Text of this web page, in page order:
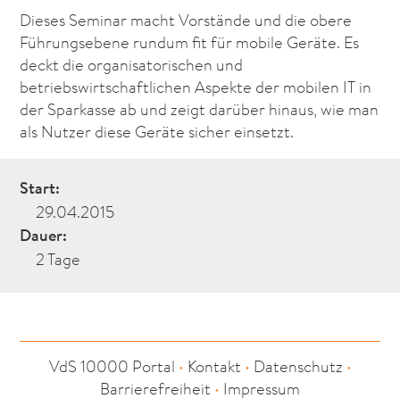
Dieses Seminar macht Vorstände und die obere
Führungsebene rundum fit für mobile Geräte. Es
deckt die organisatorischen und
betriebswirtschaftlichen Aspekte der mobilen IT in
der Sparkasse ab und zeigt darüber hinaus, wie man
als Nutzer diese Geräte sicher einsetzt.
Start:
29.04.2015
Dauer:
2 Tage
VdS 10000 Portal • Kontakt • Datenschutz •
Barrierefreiheit • Impressum